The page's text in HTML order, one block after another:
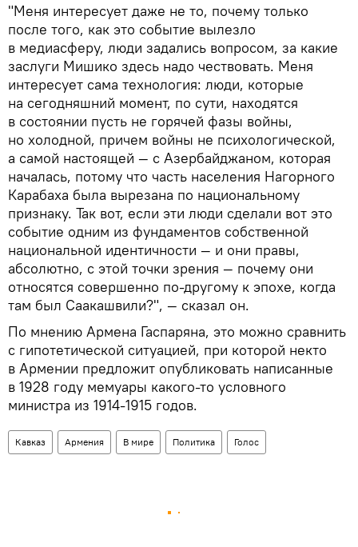
"Меня интересует даже не то, почему только
после того, как это событие вылезло
в медиасферу, люди задались вопросом, за какие
заслуги Мишико здесь надо чествовать. Меня
интересует сама технология: люди, которые
на сегодняшний момент, по сути, находятся
в состоянии пусть не горячей фазы войны,
но холодной, причем войны не психологической,
а самой настоящей — с Азербайджаном, которая
началась, потому что часть населения Нагорного
Карабаха была вырезана по национальному
признаку. Так вот, если эти люди сделали вот это
событие одним из фундаментов собственной
национальной идентичности — и они правы,
абсолютно, с этой точки зрения — почему они
относятся совершенно по-другому к эпохе, когда
там был Саакашвили?", — сказал он.
По мнению Армена Гаспаряна, это можно сравнить
с гипотетической ситуацией, при которой некто
в Армении предложит опубликовать написанные
в 1928 году мемуары какого-то условного
министра из 1914-1915 годов.
Кавказ Армения В мире Политика Голос